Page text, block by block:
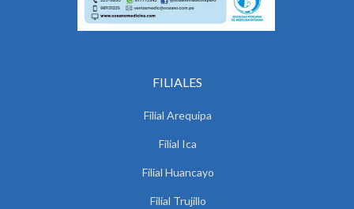
FILIALES
Filial Arequipa
Filial Ica
Filial Huancayo
Filial Trujillo